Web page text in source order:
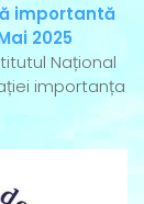
importantă
2025
Național
importanța